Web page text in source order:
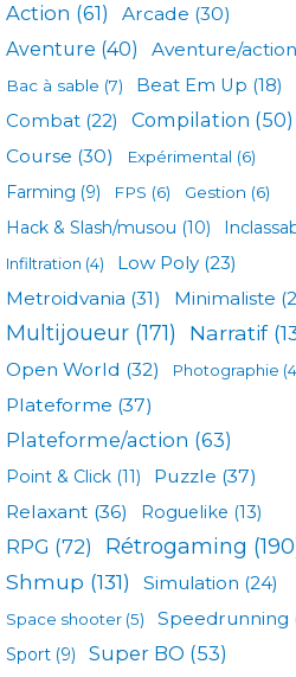
Action (61) Arcade (30)
Aventure (40) Aventure/action
Bac à sable (7) Beat Em Up (18)
Combat(22) Compilation (50)
Course (30) Expérimental (6)
Farming (9) FPS (6) Gestion (6)
Hack & Slash/musou (10)
Infiltration (4) Low Poly (23)
Metroidvania (31) Minimaliste
Multijoueur(171) Narratif
Open World (32) Photographie
Plateforme (37)
Plateforme/action (63)
Point & Click(11) Puzzle (37)
Relaxant (36) Roguelike (13)
RPG (72) Rétrogaming
Shmup (131) Simulation (24)
Space shooter(5) Speedrunning
Sport(9) Super BO (53)